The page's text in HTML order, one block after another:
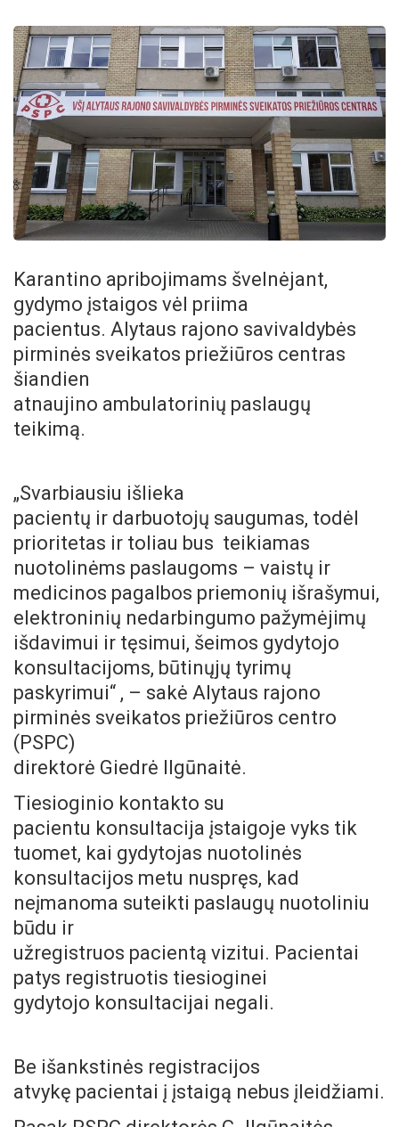
Karantino apribojimams švelnėjant,
gydymo įstaigos vėl priima
pacientus. Alytaus rajono savivaldybės
pirminės sveikatos priežiūros centras
šiandien
atnaujino ambulatorinių paslaugų
teikimą.
„Svarbiausiu išlieka
pacientų ir darbuotojų saugumas, todėl
prioritetas ir toliau bus teikiamas
nuotolinėms paslaugoms – vaistų ir
medicinos pagalbos priemonių išrašymui,
elektroninių nedarbingumo pažymėjimų
išdavimui ir tęsimui, šeimos gydytojo
konsultacijoms, būtinųjų tyrimų
paskyrimui“ , – sakė Alytaus rajono
pirminės sveikatos priežiūros centro
(PSPC)
direktorė Giedrė Ilgūnaitė.
Tiesioginio kontakto su
pacientu konsultacija įstaigoje vyks tik
tuomet, kai gydytojas nuotolinės
konsultacijos metu nuspręs, kad
neįmanoma suteikti paslaugų nuotoliniu
būdu ir
užregistruos pacientą vizitui. Pacientai
patys registruotis tiesioginei
gydytojo konsultacijai negali.
Be išankstinės registracijos
atvykę pacientai į įstaigą nebus įleidžiami.